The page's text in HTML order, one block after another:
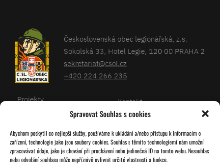
Spravovat Souhlas s cookies
Abychom poskytli co nejlepší služby, používáme k ukládání a/nebo přístupu k informacím o
zařízení, technologie jako jsou soubory cookies. Souhlas s těmito technologiemi nám umožní
zpracovávat údaje, jako je chování při procházení nebo jedinečná ID na tomto webu. Nesouhlas
nebo odvolání souhlasu může nepříznivě ovlivnit určité vlastnosti a funkce.
Československá obec legionářská, z.s.
Sokolská 33, Hotel Legie, 120 00 PRAHA 2
sekretariat@csol.cz
+420 224 266 235
Projekty
Kalendář
O nás
Kontakt
Databáze legionářů
Pro členy
Zásady cookies